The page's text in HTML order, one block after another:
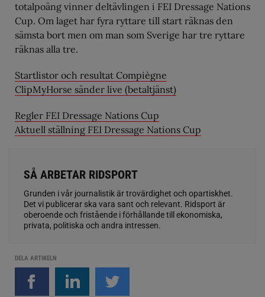
totalpoäng vinner deltävlingen i FEI Dressage Nations
Cup. Om laget har fyra ryttare till start räknas den
sämsta bort men om man som Sverige har tre ryttare
räknas alla tre.
Startlistor och resultat Compiègne
ClipMyHorse sänder live (betaltjänst)
Regler FEI Dressage Nations Cup
Aktuell ställning FEI Dressage Nations Cup
SÅ ARBETAR RIDSPORT
Grunden i vår journalistik är trovärdighet och opartiskhet.
Det vi publicerar ska vara sant och relevant. Ridsport är
oberoende och fristående i förhållande till ekonomiska,
privata, politiska och andra intressen.
DELA ARTIKELN